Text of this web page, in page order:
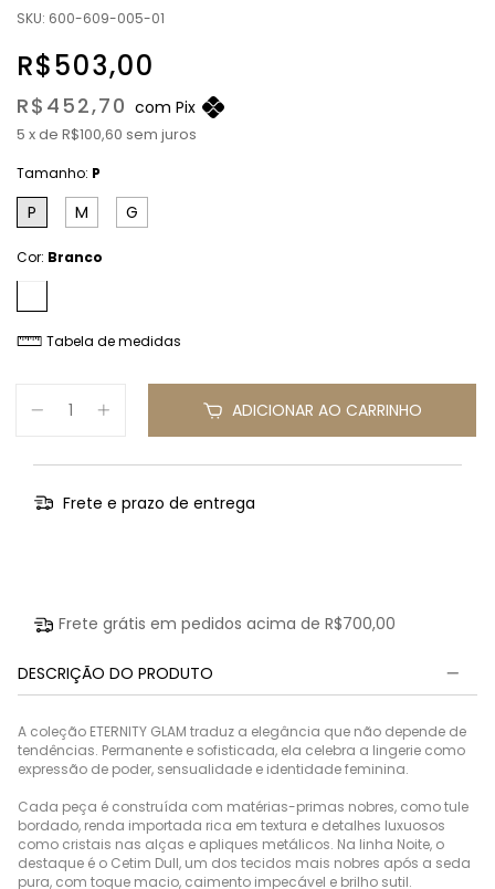
SKU: 600-609-005-01
R$503,00
R$452,70 com Pix
5 xde R$100,60 sem juros
Tamanho: P
P
M G
Cor: Branco
Tabela de medidas
ADICIONAR AO CARRINHO
Frete e prazo de entrega
Frete grátis em pedidos acima de R$700,00
DESCRIÇÃO DO PRODUTO
A coleção ETERNITY GLAM traduz a elegância que não depende de
tendências. Permanente e sofisticada, ela celebra a lingerie como
expressão de poder, sensualidade e identidade feminina.
Cada peça é construída com matérias-primas nobres, como tule
bordado, renda importada rica em textura e detalhes luxuosos
como cristais nas alças e apliques metálicos. Na linha Noite, o
destaque é o Cetim Dull, um dos tecidos mais nobres após a seda
pura, com toque macio, caimento impecável e brilho sutil.